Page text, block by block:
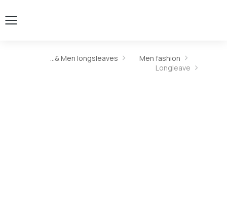
You are here:
Men fashion
Men longsleaves &…
Longleave